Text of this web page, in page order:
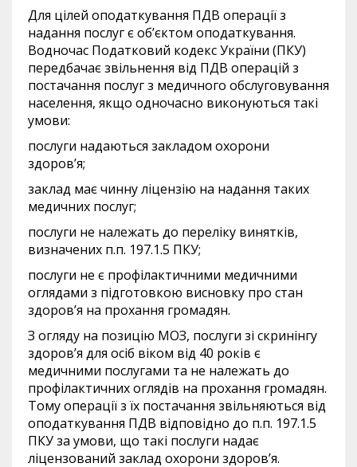
Для цілей оподаткування ПДВ операції з
надання послуг є об’єктом оподаткування.
Водночас Податковий кодекс України (ПКУ)
передбачає звільнення від ПДВ операцій з
постачання послуг з медичного обслуговування
населення, якщо одночасно виконуються такі
умови:
послуги надаються закладом охорони
здоров’я;
заклад має чинну ліцензію на надання таких
медичних послуг;
послуги не належать до переліку винятків,
визначених п.п. 197.1.5 ПКУ;
послуги не є профілактичними медичними
оглядами з підготовкою висновку про стан
здоров’я на прохання громадян.
З огляду на позицію МОЗ, послуги зі скринінгу
здоров’я для осіб віком від 40 років є
медичними послугами та не належать до
профілактичних оглядів на прохання громадян.
Тому операції з їх постачання звільняються від
оподаткування ПДВ відповідно до п.п. 197.1.5
ПКУ за умови, що такі послуги надає
ліцензований заклад охорони здоров’я.